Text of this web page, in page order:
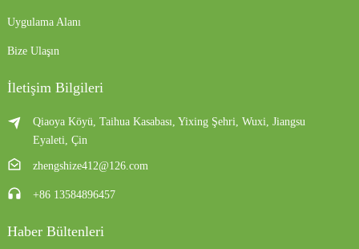
Uygulama Alanı
Bize Ulaşın
İletişim Bilgileri
Qiaoya Köyü, Taihua Kasabası, Yixing Şehri, Wuxi, Jiangsu
Eyaleti, Çin
zhengshize412@126.com
+86 13584896457
Haber Bültenleri